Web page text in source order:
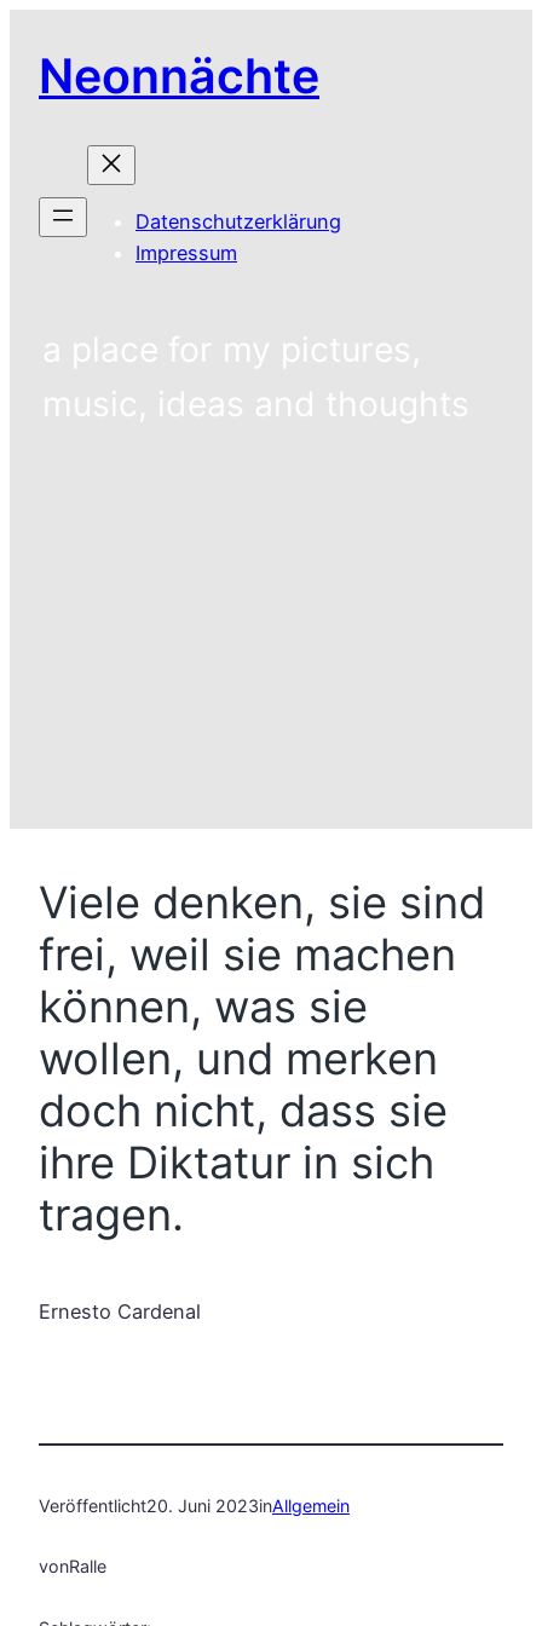
Inhalt
springen
Neonnächte
Datenschutzerklärung
Impressum
a place for my pictures,
music, ideas and thoughts
Viele denken, sie sind
frei, weil sie machen
können, was sie
wollen, und merken
doch nicht, dass sie
ihre Diktatur in sich
tragen.
Ernesto Cardenal
Veröffentlicht20. Juni 2023inAllgemein
vonRalle